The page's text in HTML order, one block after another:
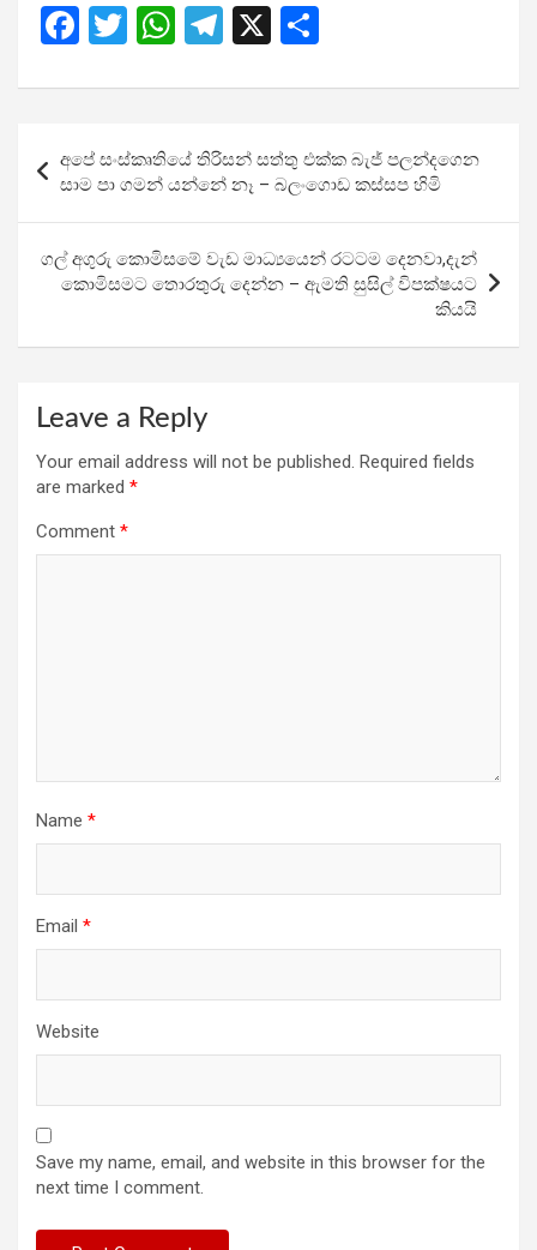
F
ce
b
o
o
k
T
tt
er
W
at
s
A
p
p
T
e
gr
a
m
X
ar
e
navigation
අපේ සංස්කෘතියේ තිරිසන් සත්තු එක්ක බැජ් පලන්දගෙන
සාම පා ගමන් යන්නේ නෑ – බලංගොඩ කස්සප හිමි
ගල් අගුරු කොමිසමේ වැඩ මාධ්‍යයෙන් රටටම දෙනවා,දැන්
කොමිසමට තොරතුරු දෙන්න – ඇමති සුසිල් විපක්ෂයට
කියයි
Leave a Reply
Your email address will not be published. Required fields
are marked *
Comment *
Name *
Email *
Website
Save my name, email, and website in this browser for the
next time I comment.